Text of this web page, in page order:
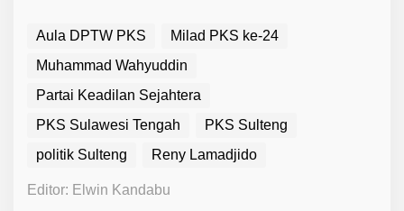
Aula DPTW PKS
Milad PKS ke-24
Muhammad Wahyuddin
Partai Keadilan Sejahtera
PKS Sulawesi Tengah
PKS Sulteng
politik Sulteng
Reny Lamadjido
Editor: Elwin Kandabu